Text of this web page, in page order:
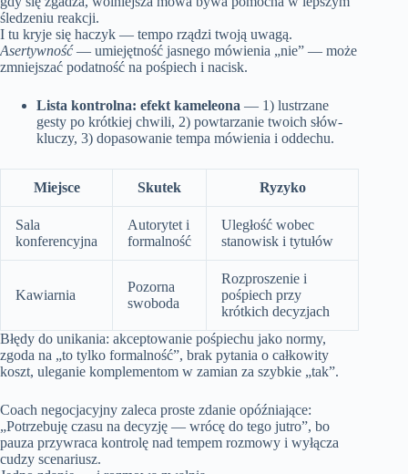
śledzeniu reakcji.
I tu kryje się haczyk — tempo rządzi twoją uwagą.
Asertywność— umiejętność jasnego mówienia „nie” — może
zmniejszać podatność na pośpiech i nacisk.
Lista kontrolna: efekt kameleona — 1) lustrzane
gesty po krótkiej chwili, 2) powtarzanie twoich słów-
kluczy, 3) dopasowanie tempa mówienia i oddechu.
Miejsce Skutek Ryzyko
Sala
konferencyjna
Autorytet i
formalność
Uległość wobec
stanowisk i tytułów
Kawiarnia
Pozorna
swoboda
Rozproszenie i
pośpiech przy
krótkich decyzjach
Błędy do unikania: akceptowanie pośpiechu jako normy,
zgoda na „to tylko formalność”, brak pytania o całkowity
koszt, uleganie komplementom w zamian za szybkie „tak”.
Coach negocjacyjny zaleca proste zdanie opóźniające:
„Potrzebuję czasu na decyzję — wrócę do tego jutro”, bo
pauza przywraca kontrolę nad tempem rozmowy i wyłącza
cudzy scenariusz.